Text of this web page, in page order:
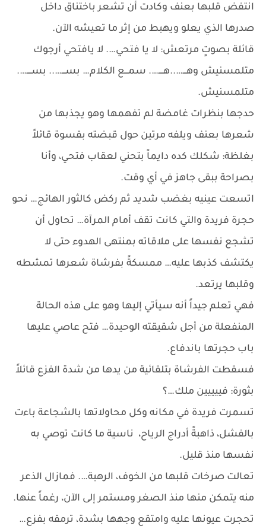
انتفض قلبها بعنف وكادت أن تشعر باختناق داخل
صدرها الذي يعلو ويهبط من إثر ما تعيشه الآن.
قائلة بصوتٍ مرتعش: لا يا فتحي…. لا يافتحي أرجوك
متلمسنيش وهـــ…..هــــ…. سمـــع الكلام… بســـ….. بســــ….
متلمسنيش.
حدجها بنظرات غامضة لم تفهمها وهو يجذبها من
شعرها بعنف ويلفه مرتين حول قبضته بقسوة قائلاً
بغلظة: شكلك كده دايماً بتحني لعقاب فتحي، وأنا
بصراحة ببقى جاهز في أي وقت.
اتسعت عينيه بغضب شديد ثم ركض كالثور الهائج… نحو
حجرة فريدة والتي كانت تقف أمام المرآة… تحاول أن
تشجع نفسها على ملاقاته بمنتهى الهدوء حتى لا
يكتشف كذبها عليه… ممسكةً بفرشاة شعرها تمشطه
وقلبها يرتعد.
فهي تعلم جيداً أنه سيأتي إليها وهو على هذه الحالة
المنفعلة من أجل شقيقته الوحيدة… فتح عاصي عليها
باب حجرتها باندفاع.
فسقطت الفرشاة بتلقائية من يدها من شدة الفزع قائلاً
بثورة: فييييين ملك…؟
تسمرت فريدة في مكانه وكل محاولاتها بالشجاعة باءت
بالفشل، ذاهبةً أدراج الرياح، ناسية ما كانت توصي به
نفسها منذ قليل.
تعالت صرخات قلبها من الخوف، الرهبة…. فمازال الذعر
منه يتمكن منها منذ الصغر ومستمر إلى الآن، رغماً عنها.
تحجرت عيونها عليه وامتقع وجهها بشدة، ترمقه بفزع…